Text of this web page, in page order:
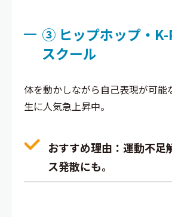
③ ヒップホップ・K-
スクール
体を動かしながら自己表現が可能
生に人気急上昇中。
おすすめ理由 ：運動不足
ス発散にも。